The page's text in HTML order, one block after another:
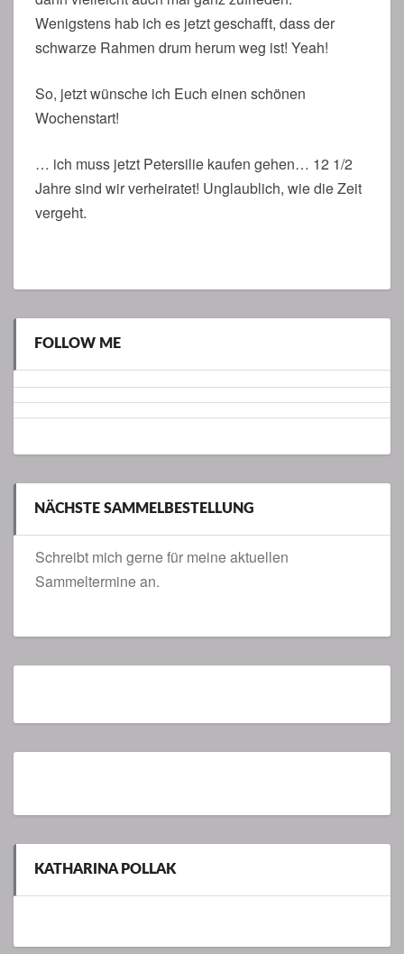
Wenigstens hab ich es jetzt geschafft, dass der
schwarze Rahmen drum herum weg ist! Yeah!
So, jetzt wünsche ich Euch einen schönen
Wochenstart!
… ich muss jetzt Petersilie kaufen gehen… 12 1/2
Jahre sind wir verheiratet! Unglaublich, wie die Zeit
vergeht.
FOLLOW ME
NÄCHSTE SAMMELBESTELLUNG
Schreibt mich gerne für meine aktuellen
Sammeltermine an.
KATHARINA POLLAK